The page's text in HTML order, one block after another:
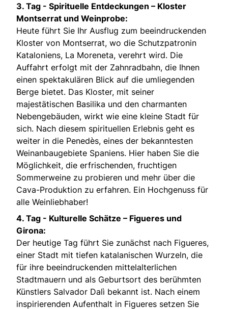
3. Tag - Spirituelle Entdeckungen – Kloster
Montserrat und Weinprobe:
Heute führt Sie Ihr Ausflug zum beeindruckenden
Kloster von Montserrat, wo die Schutzpatronin
Kataloniens, La Moreneta, verehrt wird. Die
Auffahrt erfolgt mit der Zahnradbahn, die Ihnen
einen spektakulären Blick auf die umliegenden
Berge bietet. Das Kloster, mit seiner
majestätischen Basilika und den charmanten
Nebengebäuden, wirkt wie eine kleine Stadt für
sich. Nach diesem spirituellen Erlebnis geht es
weiter in die Penedès, eines der bekanntesten
Weinanbaugebiete Spaniens. Hier haben Sie die
Möglichkeit, die erfrischenden, fruchtigen
Sommerweine zu probieren und mehr über die
Cava-Produktion zu erfahren. Ein Hochgenuss für
alle Weinliebhaber!
4. Tag - Kulturelle Schätze – Figueres und
Girona:
Der heutige Tag führt Sie zunächst nach Figueres,
einer Stadt mit tiefen katalanischen Wurzeln, die
für ihre beeindruckenden mittelalterlichen
Stadtmauern und als Geburtsort des berühmten
Künstlers Salvador Dalì bekannt ist. Nach einem
inspirierenden Aufenthalt in Figueres setzen Sie